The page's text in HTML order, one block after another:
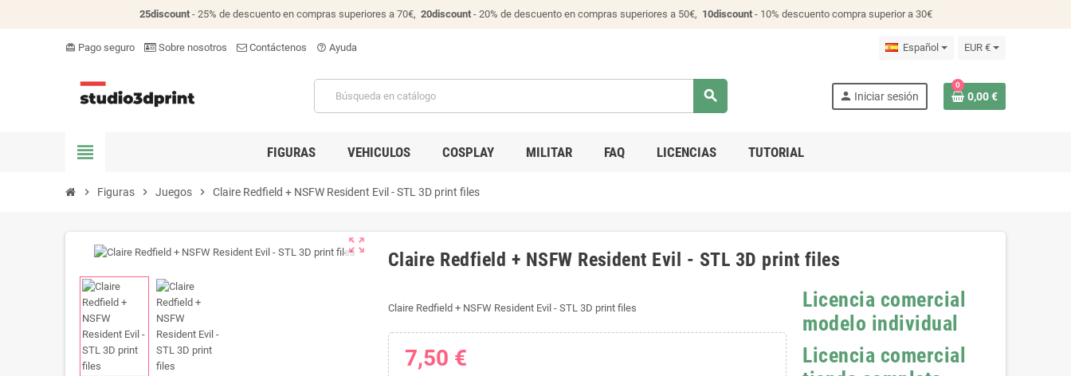
25discount- 25% de descuento en compras superiores a 70€, 20discount- 20% de descuento en compras superiores a 50€, 10discount- 10% descuento compra superior a 30€
card_giftcard Pago seguro Sobre nosotros Contáctenos help_outline Ayuda Español EUR €
search person Iniciar sesión
0
0,00 €
view_headline FIGURAS VEHICULOS COSPLAY MILITAR FAQ LICENCIAS TUTORIAL
chevron_right Figuras chevron_right Juegos chevron_right Claire Redfield + NSFW Resident Evil - STL 3D print files
zoom_out_map
Claire Redfield + NSFW Resident Evil - STL 3D print files
Claire Redfield + NSFW Resident Evil - STL 3D print files
7,50 €
Licencia comercial
modelo individual
Licencia comercial